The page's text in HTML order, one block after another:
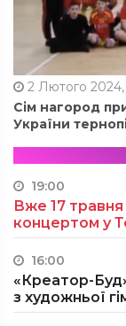
2 Лютого 2024,
Сім нагород
України
19:00
Вже 17
концертом у
16:00
«Креатор-
з художньої